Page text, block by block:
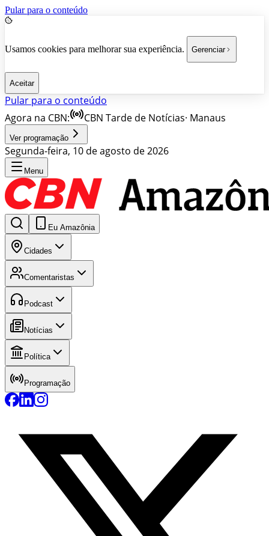
Pular para o conteúdo
Usamos cookies para melhorar sua experiência. Gerenciar
Aceitar
Pular para o conteúdo
Agora na CBN:
CBN Tarde de Notícias· Manaus
Ver programação
Segunda-feira, 10 de agosto de 2026
Menu
Eu Amazônia
Cidades
Comentaristas
Podcast
Notícias
Política
Programação